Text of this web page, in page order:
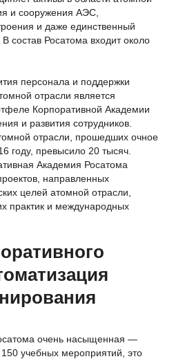
и сооружения АЭС,
и даже единственный
состав Росатома входит около
персонала и поддержки
отрасли является
Корпоративной Академии
и развития сотрудников.
отрасли, прошедших очное
году, превысило 20 тысяч.
Академия Росатома
направленных
целей атомной отрасли,
практик и международных
очень насыщенная —
учебных мероприятий, это